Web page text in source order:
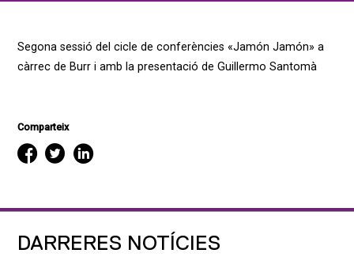
Segona sessió del cicle de conferències «Jamón Jamón» a
càrrec de Burr i amb la presentació de Guillermo Santomà
Comparteix
DARRERES NOTÍCIES